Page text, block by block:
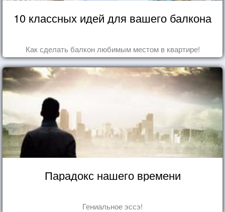
10 классных идей для вашего балкона
Как сделать балкон любимым местом в квартире!
Парадокс нашего времени
Гениальное эссэ!